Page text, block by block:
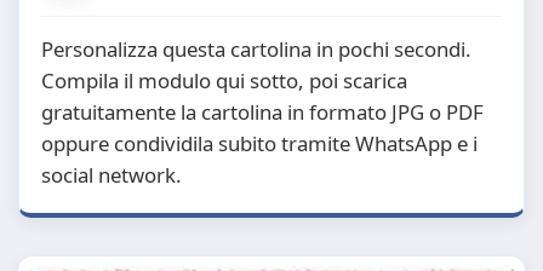
Personalizza questa cartolina in pochi secondi.
Compila il modulo qui sotto, poi scarica
gratuitamente la cartolina in formato JPG o PDF
oppure condividila subito tramite WhatsApp e i
social network.